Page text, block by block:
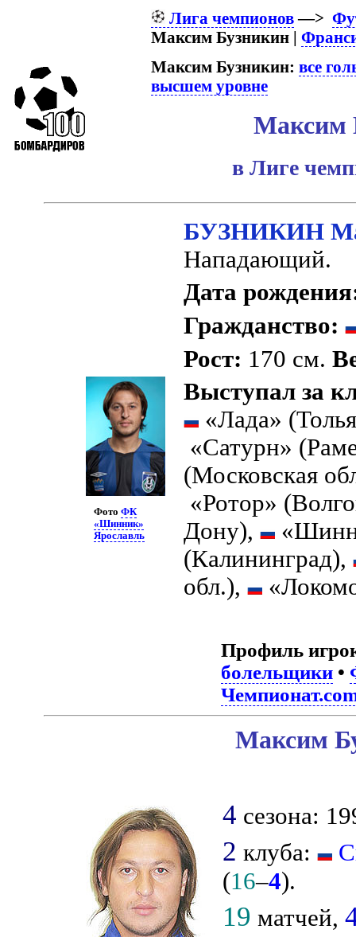
Лига чемпионов—>
Максим Бузникин |
Максим Бузникин:все
высшем уровне
Максим
в Лиге
Фото ФК
«Шинник»
Ярославль
БУЗНИКИН
Нападающий.
Дата
Гражданство:
Рост: 170 см.
Выступал за
«Лада»
«Сатурн»
(Московская
«Ротор»
Дону),
(Калининград),
обл.),
Профиль
болельщики•
Максим
4 сезона:
2 клуба:
(16–4).
19 матчей,